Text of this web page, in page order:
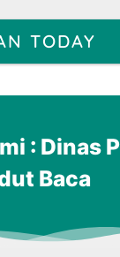
TODAY
: Dinas
Baca